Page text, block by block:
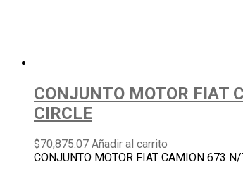
CONJUNTO MOTOR FIAT
CIRCLE
$70,875.07 Añadir al carrito
CONJUNTO MOTOR FIAT CAMION 673